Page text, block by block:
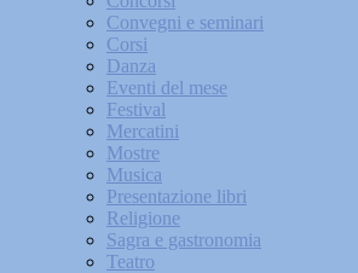
Convegni e seminari
Corsi
Danza
Eventi del mese
Festival
Mercatini
Mostre
Musica
Presentazione libri
Religione
Sagra e gastronomia
Teatro